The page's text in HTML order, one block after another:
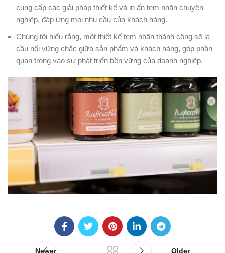
cung cấp các giải pháp thiết kế và in ấn tem nhãn chuyên
nghiệp, đáp ứng mọi nhu cầu của khách hàng.
Chúng tôi hiểu rằng, một thiết kế tem nhãn thành công sẽ là
cầu nối vững chắc giữa sản phẩm và khách hàng, góp phần
quan trọng vào sự phát triển bền vững của doanh nghiệp.
Newer Older